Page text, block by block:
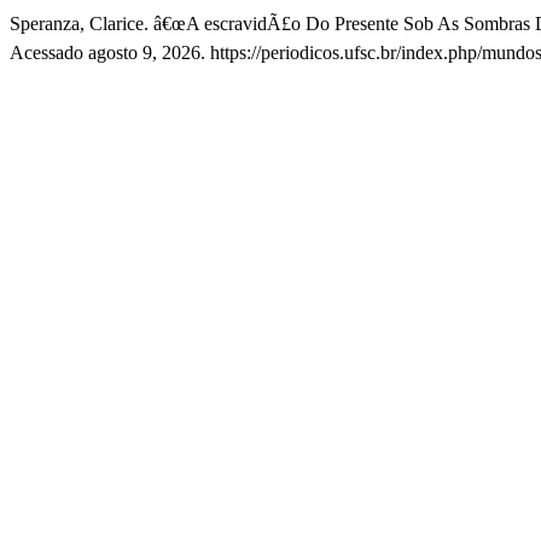
Speranza, Clarice. â€œA escravidÃ£o Do Presente Sob As Sombras
Acessado agosto 9, 2026. https://periodicos.ufsc.br/index.php/